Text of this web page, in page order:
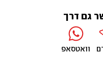
גם דרך
וואטסאפ